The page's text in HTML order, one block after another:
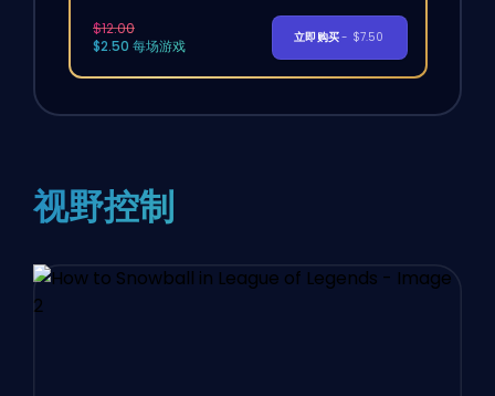
$12.00
$2.50 每场游戏
立即购买- $7.50
视野控制